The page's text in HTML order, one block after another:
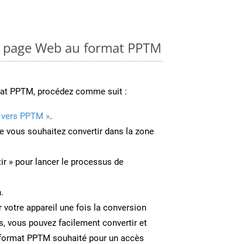
Web au format PPTM
PPTM, procédez comme suit :
PPTM ».
vous souhaitez convertir dans la zone
» pour lancer le processus de
votre appareil une fois la conversion
vous pouvez facilement convertir et
PPTM souhaité pour un accès